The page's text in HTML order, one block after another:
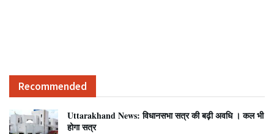
Recommended
Uttarakhand News: विधानसभा सत्र की बढ़ी अवधि । कल भी
होगा सत्र